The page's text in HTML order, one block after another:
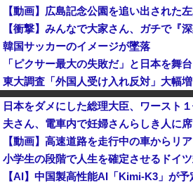
韓国サッカーのイメージが墜落
声優の声でAI動画作ってる人達、終了へ